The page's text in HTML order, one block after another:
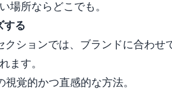
場所ならどこでも。
する
ションでは、ブランドに合わせ
ます。
覚的かつ直感的な方法。